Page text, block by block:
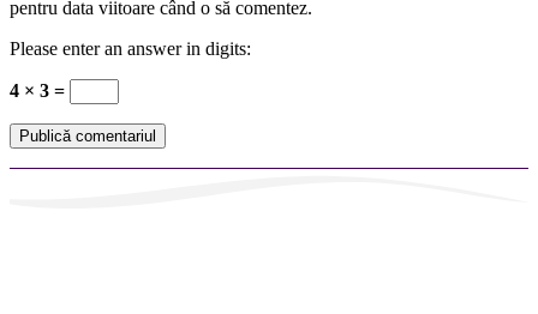
pentru data viitoare când o să comentez.
Please enter an answer in digits:
4 × 3 =